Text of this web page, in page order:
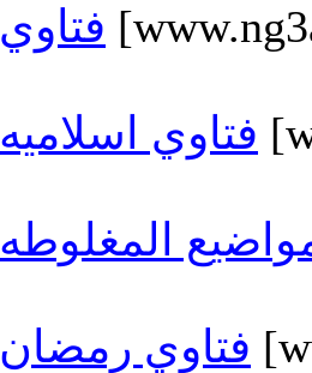
فتاوي
فتاوي اسلاميه
المغلوطه
فتاوي رمضان